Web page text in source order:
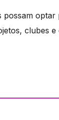
optar
clubes e